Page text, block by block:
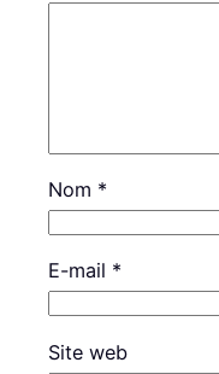
Nom *
E-mail *
Site web